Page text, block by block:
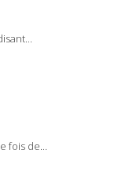
fois de...